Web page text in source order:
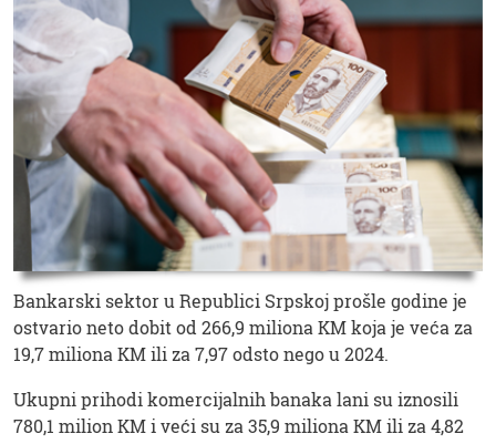
Bankarski sektor u Republici Srpskoj prošle godine je
ostvario neto dobit od 266,9 miliona KM koja je veća za
19,7 miliona KM ili za 7,97 odsto nego u 2024.
Ukupni prihodi komercijalnih banaka lani su iznosili
780,1 milion KM i veći su za 35,9 miliona KM ili za 4,82